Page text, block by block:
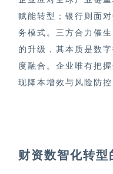
赋能转型；银行则面
务模式。三方合力催
的升级，其本质是数
度融合。企业唯有把
现降本增效与风险防控
财资数智化转